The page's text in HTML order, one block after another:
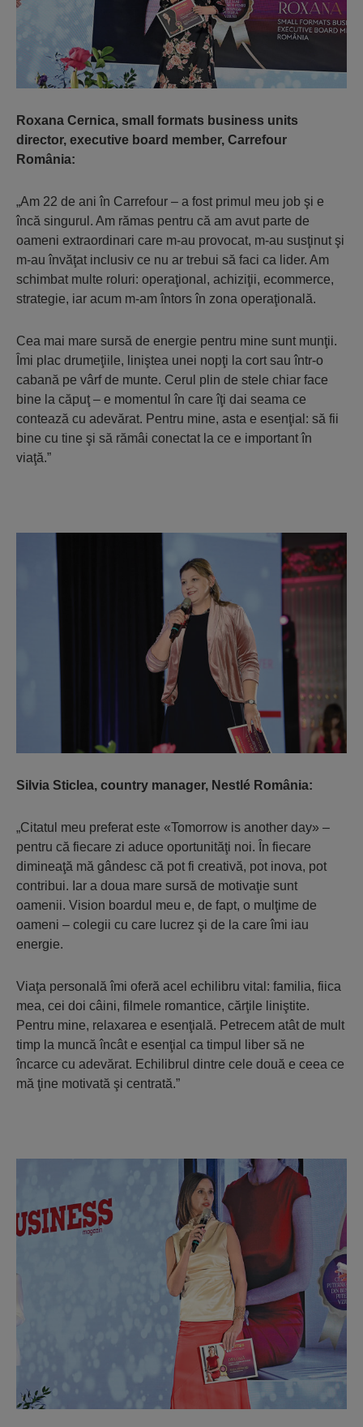
Roxana Cernica, small formats business units
director, executive board member, Carrefour
România:
„Am 22 de ani în Carrefour – a fost primul meu job şi e
încă singurul. Am rămas pentru că am avut parte de
oameni extraordinari care m-au provocat, m-au susţinut şi
m-au învăţat inclusiv ce nu ar trebui să faci ca lider. Am
schimbat multe roluri: operaţional, achiziţii, ecommerce,
strategie, iar acum m-am întors în zona operaţională.
Cea mai mare sursă de energie pentru mine sunt munţii.
Îmi plac drumeţiile, liniştea unei nopţi la cort sau într-o
cabană pe vârf de munte. Cerul plin de stele chiar face
bine la căpuţ – e momentul în care îţi dai seama ce
contează cu adevărat. Pentru mine, asta e esenţial: să fii
bine cu tine şi să rămâi conectat la ce e important în
viaţă.”
Silvia Sticlea, country manager, Nestlé România:
„Citatul meu preferat este «Tomorrow is another day» –
pentru că fiecare zi aduce oportunităţi noi. În fiecare
dimineaţă mă gândesc că pot fi creativă, pot inova, pot
contribui. Iar a doua mare sursă de motivaţie sunt
oamenii. Vision boardul meu e, de fapt, o mulţime de
oameni – colegii cu care lucrez şi de la care îmi iau
energie.
Viaţa personală îmi oferă acel echilibru vital: familia, fiica
mea, cei doi câini, filmele romantice, cărţile liniştite.
Pentru mine, relaxarea e esenţială. Petrecem atât de mult
timp la muncă încât e esenţial ca timpul liber să ne
încarce cu adevărat. Echilibrul dintre cele două e ceea ce
mă ţine motivată şi centrată.”